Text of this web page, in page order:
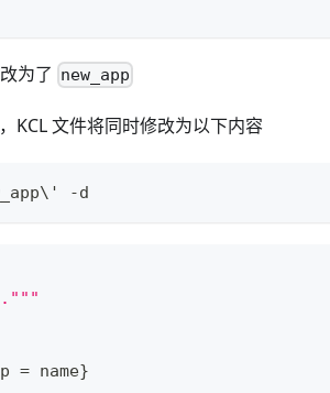
为了 new_app
KCL 文件将同时修改为以下内容
\ ' -d
= name}